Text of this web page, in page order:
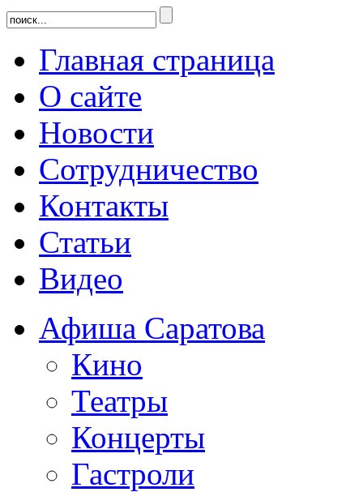
Главная страница
О сайте
Новости
Сотрудничество
Контакты
Статьи
Видео
Афиша Саратова
Кино
Театры
Концерты
Гастроли